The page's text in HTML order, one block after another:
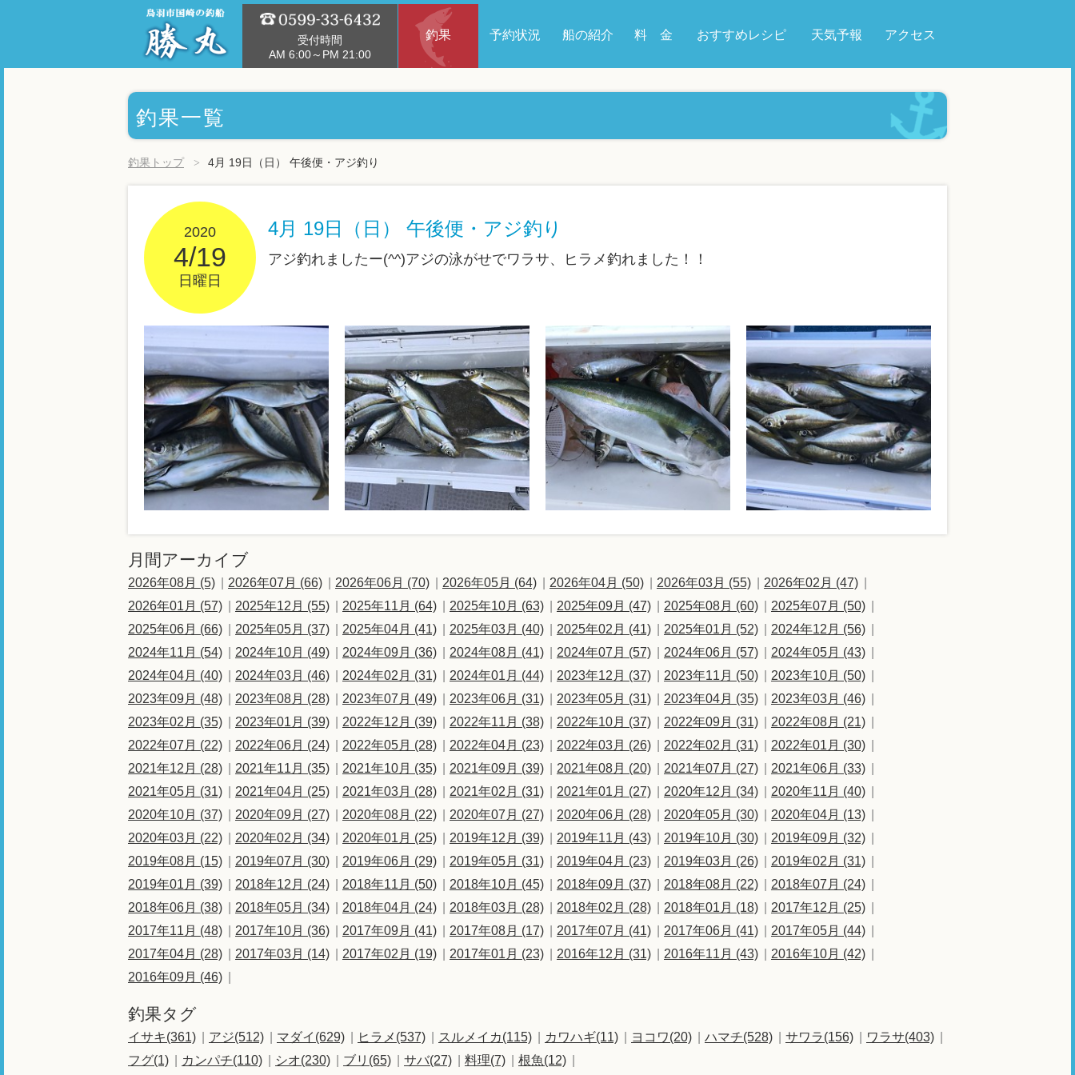
受付時間
AM 6:00～PM 21:00
釣果 予約状況 船の紹介 料 金 おすすめレシピ 天気予報 アクセス
釣果一覧
釣果トップ 4月 19日（日） 午後便・アジ釣り
2020
4/19
日曜日
4月 19日（日） 午後便・アジ釣り
アジ釣れましたー(^^)アジの泳がせでワラサ、ヒラメ釣れました！！
月間アーカイブ
2026年08月 (5) 2026年07月 (66) 2026年06月 (70) 2026年05月 (64) 2026年04月 (50) 2026年03月 (55)
2026年02月 (47)
2026年01月 (57)
2025年12月 (55) 2025年11月 (64) 2025年10月 (63) 2025年09月 (47) 2025年08月 (60)
2025年07月 (50)
2025年06月 (66)
2025年05月 (37) 2025年04月 (41) 2025年03月 (40) 2025年02月 (41) 2025年01月 (52)
2024年12月 (56)
2024年11月 (54)
2024年10月 (49) 2024年09月 (36) 2024年08月 (41) 2024年07月 (57) 2024年06月 (57)
2024年05月 (43)
2024年04月 (40)
2024年03月 (46) 2024年02月 (31) 2024年01月 (44) 2023年12月 (37) 2023年11月 (50)
2023年10月 (50)
2023年09月 (48)
2023年08月 (28) 2023年07月 (49) 2023年06月 (31) 2023年05月 (31) 2023年04月 (35)
2023年03月 (46)
2023年02月 (35)
2023年01月 (39) 2022年12月 (39) 2022年11月 (38) 2022年10月 (37) 2022年09月 (31)
2022年08月 (21)
2022年07月 (22)
2022年06月 (24) 2022年05月 (28) 2022年04月 (23) 2022年03月 (26) 2022年02月 (31)
2022年01月 (30)
2021年12月 (28)
2021年11月 (35) 2021年10月 (35) 2021年09月 (39) 2021年08月 (20) 2021年07月 (27)
2021年06月 (33)
2021年05月 (31)
2021年04月 (25) 2021年03月 (28) 2021年02月 (31) 2021年01月 (27) 2020年12月 (34)
2020年11月 (40)
2020年10月 (37)
2020年09月 (27) 2020年08月 (22) 2020年07月 (27) 2020年06月 (28) 2020年05月 (30)
2020年04月 (13)
2020年03月 (22)
2020年02月 (34) 2020年01月 (25) 2019年12月 (39) 2019年11月 (43) 2019年10月 (30)
2019年09月 (32)
2019年08月 (15)
2019年07月 (30) 2019年06月 (29) 2019年05月 (31) 2019年04月 (23) 2019年03月 (26)
2019年02月 (31)
2019年01月 (39)
2018年12月 (24) 2018年11月 (50) 2018年10月 (45) 2018年09月 (37) 2018年08月 (22)
2018年07月 (24)
2018年06月 (38)
2018年05月 (34) 2018年04月 (24) 2018年03月 (28) 2018年02月 (28) 2018年01月 (18)
2017年12月 (25)
2017年11月 (48)
2017年10月 (36) 2017年09月 (41) 2017年08月 (17) 2017年07月 (41) 2017年06月 (41)
2017年05月 (44)
2017年04月 (28)
2017年03月 (14) 2017年02月 (19) 2017年01月 (23) 2016年12月 (31) 2016年11月 (43)
2016年10月 (42)
2016年09月 (46)
釣果タグ
イサキ(361) アジ(512) マダイ(629) ヒラメ(537) スルメイカ(115) カワハギ(11) ヨコワ(20) ハマチ(528) サワラ(156)
ワラサ(403)
フグ(1)
カンパチ(110) シオ(230) ブリ(65) サバ(27) 料理(7) 根魚(12)